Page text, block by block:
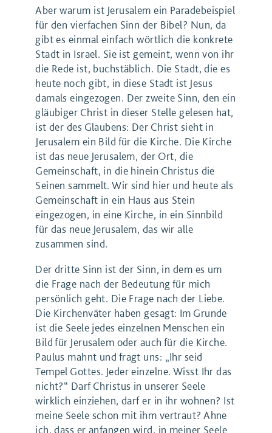
Aber warum ist Jerusalem ein Paradebeispiel
für den vierfachen Sinn der Bibel? Nun, da
gibt es einmal einfach wörtlich die konkrete
Stadt in Israel. Sie ist gemeint, wenn von ihr
die Rede ist, buchstäblich. Die Stadt, die es
heute noch gibt, in diese Stadt ist Jesus
damals eingezogen. Der zweite Sinn, den ein
gläubiger Christ in dieser Stelle gelesen hat,
ist der des Glaubens: Der Christ sieht in
Jerusalem ein Bild für die Kirche. Die Kirche
ist das neue Jerusalem, der Ort, die
Gemeinschaft, in die hinein Christus die
Seinen sammelt. Wir sind hier und heute als
Gemeinschaft in ein Haus aus Stein
eingezogen, in eine Kirche, in ein Sinnbild
für das neue Jerusalem, das wir alle
zusammen sind.
Der dritte Sinn ist der Sinn, in dem es um
die Frage nach der Bedeutung für mich
persönlich geht. Die Frage nach der Liebe.
Die Kirchenväter haben gesagt: Im Grunde
ist die Seele jedes einzelnen Menschen ein
Bild für Jerusalem oder auch für die Kirche.
Paulus mahnt und fragt uns: „Ihr seid
Tempel Gottes. Jeder einzelne. Wisst Ihr das
nicht?“ Darf Christus in unserer Seele
wirklich einziehen, darf er in ihr wohnen? Ist
meine Seele schon mit ihm vertraut? Ahne
ich, dass er anfangen wird, in meiner Seele